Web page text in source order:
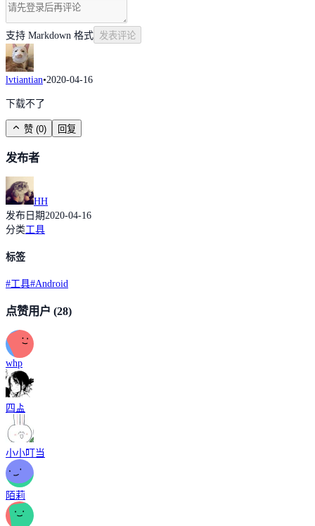
支持 Markdown 格式 发表评论
lvtiantian•2020-04-16
下载不了
赞 (0) 回复
发布者
HH
发布日期2020-04-16
分类工具
标签
#工具#Android
点赞用户 (28)
whp
四盀
小小叮当
陌莉